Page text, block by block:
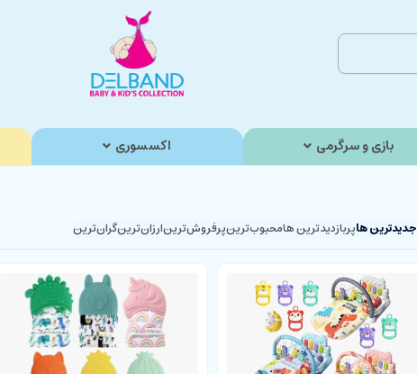
بازی و سرگرمی اکسسوری
جدیدترین هاپربازدیدترین هامحبوب‌‌ترینپرفروش‌ترینارزان‌ترینگران‌ترین